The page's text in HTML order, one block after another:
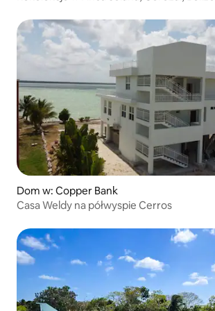
Dom w: Copper Bank
Casa Weldy na półwyspie Cerros